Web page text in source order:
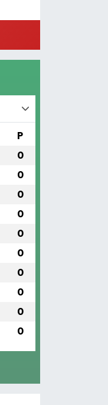
P
0
0
0
0
0
0
0
0
0
0